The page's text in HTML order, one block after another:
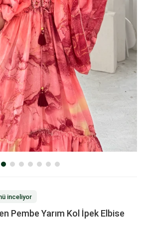
inceliyor
Pembe Yarım Kol İpek Elbise